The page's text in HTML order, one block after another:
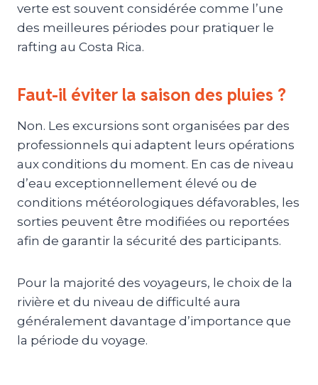
verte est souvent considérée comme l’une
des meilleures périodes pour pratiquer le
rafting au Costa Rica.
Faut-il éviter la saison des pluies ?
Non. Les excursions sont organisées par des
professionnels qui adaptent leurs opérations
aux conditions du moment. En cas de niveau
d’eau exceptionnellement élevé ou de
conditions météorologiques défavorables, les
sorties peuvent être modifiées ou reportées
afin de garantir la sécurité des participants.
Pour la majorité des voyageurs, le choix de la
rivière et du niveau de difficulté aura
généralement davantage d’importance que
la période du voyage.